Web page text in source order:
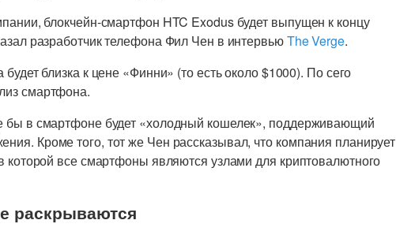
блокчейн-смартфон HTC Exodus будет выпущен к концу
разработчик телефона Фил Чен в интервьюThe Verge.
близка к цене «Финни» (то есть около $1000). По сего
смартфона.
бы в смартфоне будет «холодный кошелек», поддерживающий
Кроме того, тот же Чен рассказывал, что компания планирует
которой все смартфоны являются узлами для криптовалютного
раскрываются